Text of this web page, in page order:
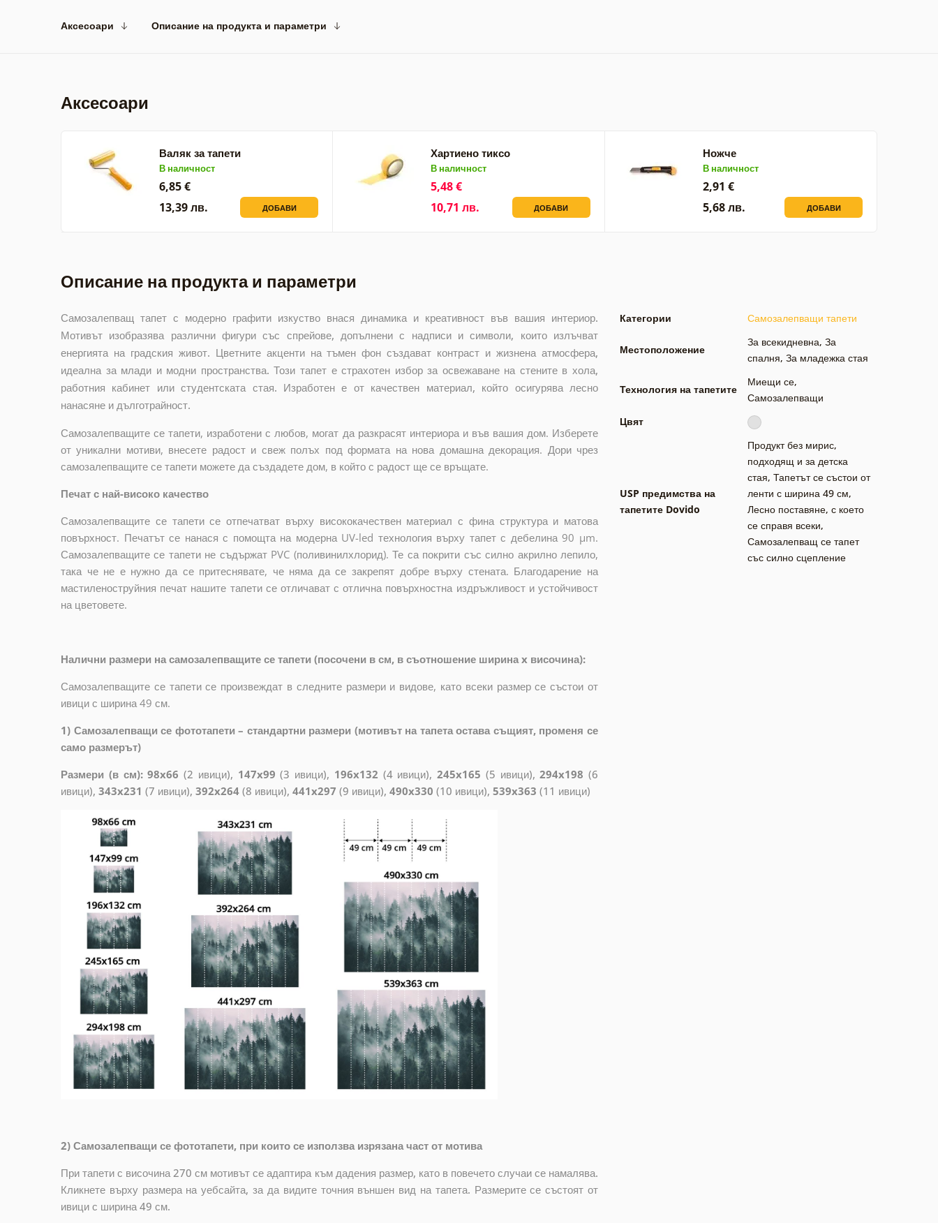
Аксесоари Описание на продукта и параметри
Аксесоари
Валяк за тапети
В наличност
6,85 €
13,39 лв.
ДОБАВИ
Хартиено тиксо
В наличност
5,48 €
10,71 лв.
ДОБАВИ
Ножче
В наличност
2,91 €
5,68 лв.
ДОБАВИ
Описание на продукта и параметри
Самозалепващ тапет с модерно графити изкуство внася динамика и креативност във вашия интериор.
Мотивът изобразява различни фигури със спрейове, допълнени с надписи и символи, които излъчват
енергията на градския живот. Цветните акценти на тъмен фон създават контраст и жизнена атмосфера,
идеална за млади и модни пространства. Този тапет е страхотен избор за освежаване на стените в хола,
работния кабинет или студентската стая. Изработен е от качествен материал, който осигурява лесно
нанасяне и дълготрайност.
Самозалепващите се тапети, изработени с любов, могат да разкрасят интериора и във вашия дом. Изберете
от уникални мотиви, внесете радост и свеж полъх под формата на нова домашна декорация. Дори чрез
самозалепващите се тапети можете да създадете дом, в който с радост ще се връщате.
Печат с най-високо качество
Самозалепващите се тапети се отпечатват върху висококачествен материал с фина структура и матова
повърхност. Печатът се нанася с помощта на модерна UV-led технология върху тапет с дебелина 90 µm.
Самозалепващите се тапети не съдържат PVC (поливинилхлорид). Те са покрити със силно акрилно лепило,
така че не е нужно да се притеснявате, че няма да се закрепят добре върху стената. Благодарение на
мастиленоструйния печат нашите тапети се отличават с отлична повърхностна издръжливост и устойчивост
на цветовете.
Налични размери на самозалепващите се тапети (посочени в см, в съотношение ширина x височина):
Самозалепващите се тапети се произвеждат в следните размери и видове, като всеки размер се състои от
ивици с ширина 49 см.
1) Самозалепващи се фототапети – стандартни размери (мотивът на тапета остава същият, променя се
само размерът)
Размери (в см): 98x66 (2 ивици), 147x99 (3 ивици), 196x132 (4 ивици), 245x165 (5 ивици),294x198 (6
ивици), 343x231 (7 ивици), 392x264 (8 ивици), 441x297 (9 ивици), 490x330 (10 ивици), 539x363 (11 ивици)
2) Самозалепващи се фототапети, при които се използва изрязана част от мотива
При тапети с височина 270 см мотивът се адаптира към дадения размер, като в повечето случаи се намалява.
Кликнете върху размера на уебсайта, за да видите точния външен вид на тапета. Размерите се състоят от
ивици с ширина 49 см.
Категории Самозалепващи тапети
Местоположение
За всекидневна, За
спалня, За младежка стая
Технология на тапетите
Миещи се,
Самозалепващи
Цвят
USP предимства на
тапетите Dovido
Продукт без мирис,
подходящ и за детска
стая, Тапетът се състои от
ленти с ширина 49 см,
Лесно поставяне, с което
се справя всеки,
Самозалепващ се тапет
със силно сцепление